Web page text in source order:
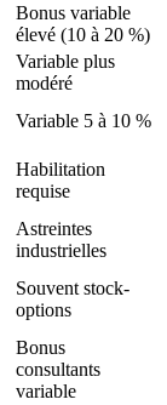
Bonus variable
élevé (10 à 20 %)
Variable plus
modéré
Variable 5 à 10 %
Habilitation
requise
Astreintes
industrielles
Souvent stock-
options
Bonus
consultants
variable